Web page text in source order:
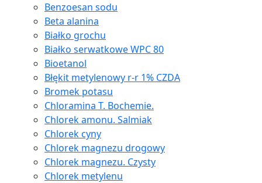
Benzoesan sodu
Beta alanina
Białko grochu
Białko serwatkowe WPC 80
Bioetanol
Błękit metylenowy r-r 1% CZDA
Bromek potasu
Chloramina T. Bochemie.
Chlorek amonu. Salmiak
Chlorek cyny
Chlorek magnezu drogowy
Chlorek magnezu. Czysty
Chlorek metylenu